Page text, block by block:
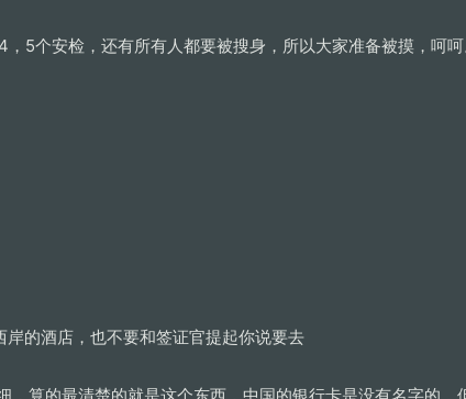
5个安检，还有所有人都要被搜身，所以大家准备被摸，呵
的酒店，也不要和签证官提起你说要去